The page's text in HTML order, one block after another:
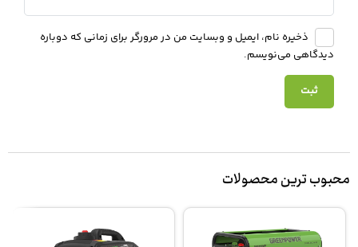
ذخیره نام، ایمیل و وبسایت من در مرورگر برای زمانی که دوباره
دیدگاهی می‌نویسم.
محبوب ترین محصولات